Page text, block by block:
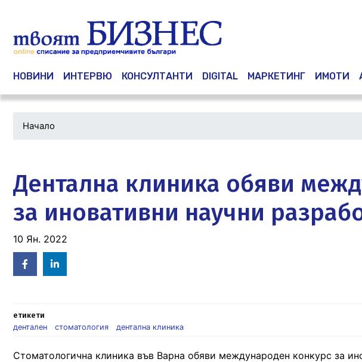
Main navigation
НОВИНИ ИНТЕРВЮ КОНСУЛТАНТИ DIGITAL МАРКЕТИНГ ИМОТИ
Начало
Дентална клиника обяви
за иновативни научни
10 Ян. 2022
Facebook
in
етикети
дентален
стоматология дентална клиника
Стоматологична клиника във Варна обяви международен конкурс за